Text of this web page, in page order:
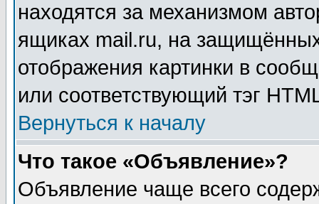
находятся за механизмом
ящиках mail.ru, на
отображения картинки в
или соответствующий тэг
Вернуться к началу
Что такое «Объявление»?
Объявление чаще всего